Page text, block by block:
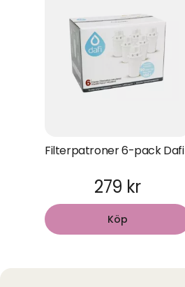
Filterpatroner 6-pack Dafi
279 kr
Köp